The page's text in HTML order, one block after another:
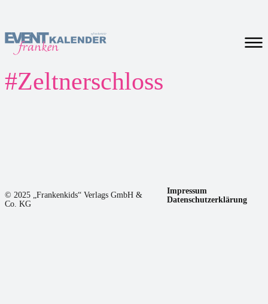
#Zeltnerschloss
© 2025 „Frankenkids“ Verlags GmbH &
Co. KG
Impressum
Datenschutzerklärung